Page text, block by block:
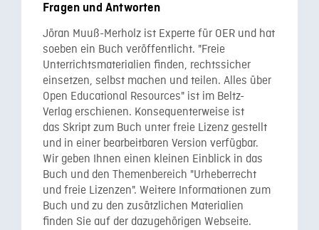
Fragen und Antworten
Jöran Muuß-Merholz ist Experte für OER und hat
soeben ein Buch veröffentlicht. "Freie
Unterrichtsmaterialien finden, rechtssicher
einsetzen, selbst machen und teilen. Alles über
Open Educational Resources" ist im Beltz-
Verlag erschienen. Konsequenterweise ist
das Skript zum Buch unter freie Lizenz gestellt
und in einer bearbeitbaren Version verfügbar.
Wir geben Ihnen einen kleinen Einblick in das
Buch und den Themenbereich "Urheberrecht
und freie Lizenzen". Weitere Informationen zum
Buch und zu den zusätzlichen Materialien
finden Sie auf der dazugehörigen Webseite.